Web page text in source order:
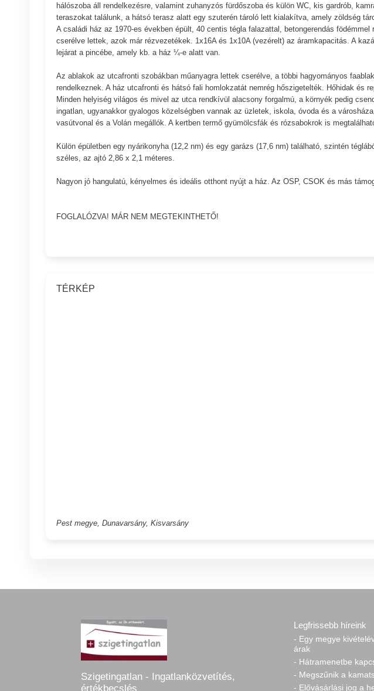
hálószoba áll rendelkezésre, valamint zuhanyzós fürdőszoba és külön WC, kis gardrób,
teraszokat találunk, a hátsó terasz alatt egy szuterén tároló lett kialakítva, amely zöldség
A családi ház az 1970-es években épült, 40 centis tégla falazattal, betongerendás
cserélve lettek, azok már rézvezetékek. 1x16A és 1x10A (vezérelt) az áramkapacitás. A
lejárat a pincébe, amely kb. a ház ¼-e alatt van.
Az ablakok az utcafronti szobákban műanyagra lettek cserélve, a többi hagyományos
rendelkeznek. A ház utcafronti és hátsó fali homlokzatát nemrég hőszigetelték. Hőhidak és
Minden helyiség világos és mivel az utca rendkívül alacsony forgalmú, a környék pedig
ingatlan, ugyanakkor gyalogos közelségben vannak az üzletek, iskola, óvoda és a
vasútvonal és a Volán megállók. A kertben termő gyümölcsfák és rózsabokrok is
Külön épületben egy nyárikonyha (12,2 nm) és egy garázs (17,6 nm) található, szintén
széles, az ajtó 2,86 x 2,1 méteres.
Nagyon jó hangulatú, kényelmes és ideális otthont nyújt a ház. Az OSP, CSOK és más
FOGLALÓZVA! MÁR NEM MEGTEKINTHETŐ!
TÉRKÉP
Pest megye, Dunavarsány, Kisvarsány
Szigetingatlan - Ingatlanközvetítés,
értékbecslés
Legfrissebb híreink
- Egy megye
árak
- Hátramenetbe
- Megszűnik a
- Elővásárlási jog a